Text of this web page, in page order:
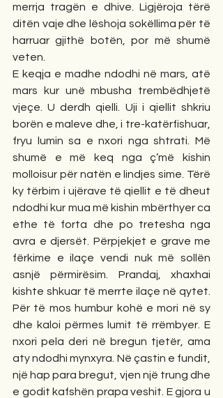
merrja tragën e dhive. Ligjëroja tërë
ditën vaje dhe lëshoja sokëllima për të
harruar gjithë botën, por më shumë
veten.
E keqja e madhe ndodhi në mars, atë
mars kur unë mbusha trembëdhjetë
vjeçe. U derdh qielli. Uji i qiellit shkriu
borën e maleve dhe, i tre-katërfishuar,
fryu lumin sa e nxori nga shtrati. Më
shumë e më keq nga ç’më kishin
molloisur për natën e lindjes sime. Tërë
ky tërbim i ujërave të qiellit e të dheut
ndodhi kur mua më kishin mbërthyer ca
ethe të forta dhe po tretesha nga
avra e djersët. Përpjekjet e grave me
fërkime e ilaçe vendi nuk më sollën
asnjë përmirësim. Prandaj, xhaxhai
kishte shkuar të merrte ilaçe në qytet.
Për të mos humbur kohë e mori në sy
dhe kaloi përmes lumit të rrëmbyer. E
nxori pela deri në bregun tjetër, ama
aty ndodhi mynxyra. Në çastin e fundit,
një hap para bregut, vjen një trung dhe
e godit kafshën prapa veshit. E gjora u